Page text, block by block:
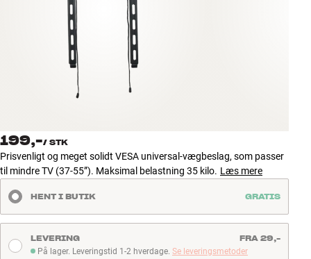
Tilbehør
INSPIRATION
MÆRKER
TILBUD
Find Butik
Kundeservice
Log ind
Byg med Lyd
199,-/ STK
Prisvenligt og meget solidt VESA universal-vægbeslag, som passer
til mindre TV (37-55”). Maksimal belastning 35 kilo. Læs mere
HENT I BUTIK GRATIS
På lager. Leveringstid 1-2 hverdage
På lager. Leveringstid 1-2 hverdage. Se leveringsmetoder
LEVERING FRA 29,-